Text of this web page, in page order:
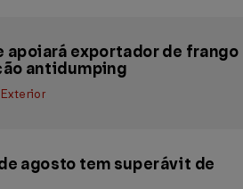
exportador de frango
antidumping
agosto tem superávit de